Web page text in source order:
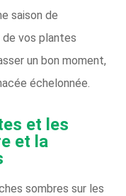
saison de
vos plantes
un bon moment,
échelonnée.
et les
et la
sombres sur les